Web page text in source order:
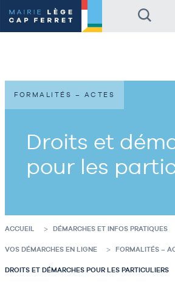
au
contenu
de
au
pied
de
Droits et
pour les
FORMALITÉS – ACTES
ACCUEIL DÉMARCHES ET INFOS PRATIQUES
VOS DÉMARCHES EN LIGNE FORMALITÉS –
DROITS ET DÉMARCHES POUR LES PARTICULIERS